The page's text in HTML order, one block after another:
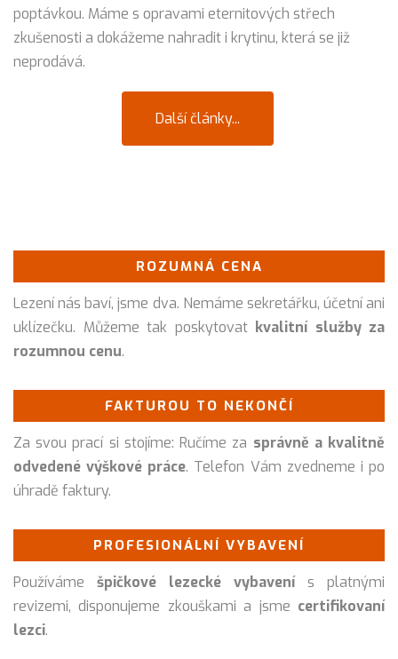
poptávkou. Máme s opravami eternitových střech
zkušenosti a dokážeme nahradit i krytinu, která se již
neprodává.
Další články...
ROZUMNÁ CENA
Lezení nás baví, jsme dva. Nemáme sekretářku, účetní ani
uklízečku. Můžeme tak poskytovat kvalitní služby za
rozumnou cenu.
FAKTUROU TO NEKONČÍ
Za svou prací si stojíme: Ručíme za správně a kvalitně
odvedené výškové práce. Telefon Vám zvedneme i po
úhradě faktury.
PROFESIONÁLNÍ VYBAVENÍ
Používáme špičkové lezecké vybavenís platnými
revizemi, disponujeme zkouškami a jsme certifikovaní
lezci.